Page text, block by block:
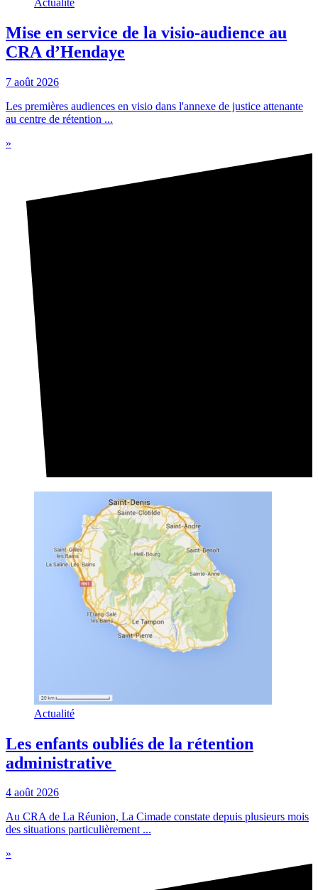
Actualité
Mise en service de la visio-audience au
CRA d’Hendaye
7 août 2026
Les premières audiences en visio dans l'annexe de justice attenante
au centre de rétention ...
»
Actualité
Les enfants oubliés de la rétention
administrative
4 août 2026
Au CRA de La Réunion, La Cimade constate depuis plusieurs mois
des situations particulièrement ...
»